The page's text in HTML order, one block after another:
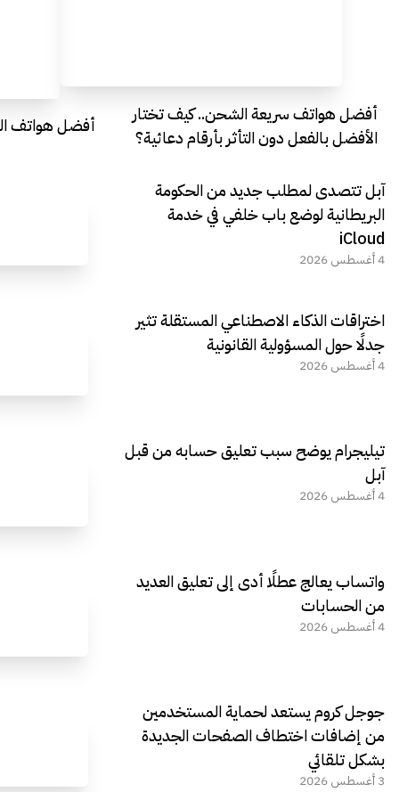
أفضل هواتف سريعة الشحن.. كيف تختار
الأفضل بالفعل دون التأثر بأرقام دعائية؟
أفضل هواتف
آبل تتصدى لمطلب جديد من الحكومة
البريطانية لوضع باب خلفي في خدمة
iCloud
4 أغسطس 2026
اختراقات الذكاء الاصطناعي المستقلة تثير
جدلًا حول المسؤولية القانونية
4 أغسطس 2026
تيليجرام يوضح سبب تعليق حسابه من قبل
آبل
4 أغسطس 2026
واتساب يعالج عطلًا أدى إلى تعليق العديد
من الحسابات
4 أغسطس 2026
جوجل كروم يستعد لحماية المستخدمين
من إضافات اختطاف الصفحات الجديدة
بشكل تلقائي
3 أغسطس 2026